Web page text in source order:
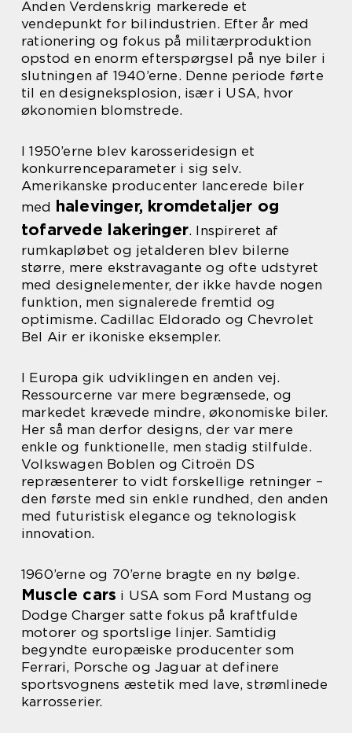
Anden Verdenskrig markerede et
vendepunkt for bilindustrien. Efter år med
rationering og fokus på militærproduktion
opstod en enorm efterspørgsel på nye biler i
slutningen af 1940’erne. Denne periode førte
til en designeksplosion, især i USA, hvor
økonomien blomstrede.
I 1950’erne blev karosseridesign et
konkurrenceparameter i sig selv.
Amerikanske producenter lancerede biler
med halevinger, kromdetaljer og
tofarvede lakeringer. Inspireret af
rumkapløbet og jetalderen blev bilerne
større, mere ekstravagante og ofte udstyret
med designelementer, der ikke havde nogen
funktion, men signalerede fremtid og
optimisme. Cadillac Eldorado og Chevrolet
Bel Air er ikoniske eksempler.
I Europa gik udviklingen en anden vej.
Ressourcerne var mere begrænsede, og
markedet krævede mindre, økonomiske biler.
Her så man derfor designs, der var mere
enkle og funktionelle, men stadig stilfulde.
Volkswagen Boblen og Citroën DS
repræsenterer to vidt forskellige retninger –
den første med sin enkle rundhed, den anden
med futuristisk elegance og teknologisk
innovation.
1960’erne og 70’erne bragte en ny bølge.
Muscle cars i USA som Ford Mustang og
Dodge Charger satte fokus på kraftfulde
motorer og sportslige linjer. Samtidig
begyndte europæiske producenter som
Ferrari, Porsche og Jaguar at definere
sportsvognens æstetik med lave, strømlinede
karrosserier.